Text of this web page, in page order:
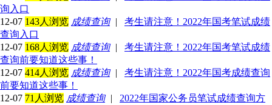
询入口
12-07 143人浏览 成绩查询|
考生请注意！2022年国考笔试成绩
查询入口
12-07 168人浏览 成绩查询|
考生请注意！2022年国考笔试成绩
查询前要知道这些事！
12-07 414人浏览 成绩查询|
考生请注意！2022年国考成绩查询
前要知道这些事！
12-07 71人浏览 成绩查询|
2022年国家公务员笔试成绩查询方